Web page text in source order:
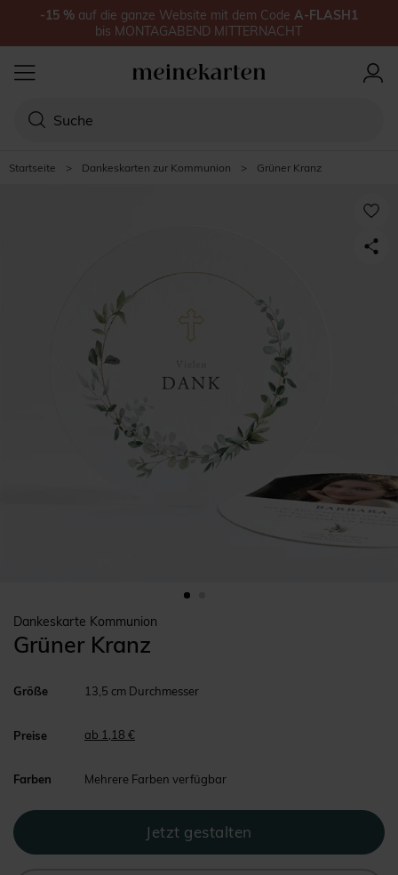
Startseite > Dankeskarten zur Kommunion > Grüner Kranz
Dankeskarte Kommunion
Grüner Kranz
Größe 13,5 cm Durchmesser
Preise ab 1,18 €
Farben Mehrere Farben verfügbar
-15 % auf die ganze Website mit dem Code A-FLASH1
bis MONTAGABEND MITTERNACHT